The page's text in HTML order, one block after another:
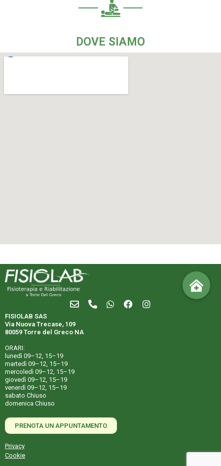
DOVE SIAMO
FISIOLAB SAS
Via Nuova Trecase, 109
80059 Torre del Greco NA
ORARI:
lunedì 09–12, 15–19
martedì 09–12, 15–19
mercoledì 09–12, 15–19
giovedì 09–12, 15–19
venerdì 09–12, 15–19
sabato Chiuso
domenica Chiuso
PRENOTA UN APPUNTAMENTO
Privacy
Cookie